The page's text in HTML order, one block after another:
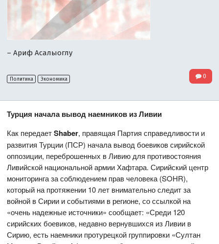
– Ариф Асалыоглу
Политика Экономика 0
Турция начала вывод наемников из Ливии
Как передаетShaber, правящая Партия справедливости и
развития Турции (ПСР) начала вывод боевиков сирийской
оппозиции, переброшенных в Ливию для противостояния
Ливийской национальной армии Хафтара. Сирийский центр
мониторинга за соблюдением прав человека (SOHR),
который на протяжении 10 лет внимательно следит за
войной в Сирии и событиями в регионе, со ссылкой на
«очень надежные источники» сообщает: «Среди 120
сирийских боевиков, недавно вернувшихся из Ливии в
Сирию, есть наемники протурецкой группировки «Султан